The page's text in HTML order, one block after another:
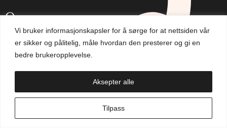
Vi bruker informasjonskapsler for å sørge for at nettsiden vår
er sikker og pålitelig, måle hvordan den presterer og gi en
bedre brukeropplevelse.
Tilpass
Aksepter alle
Om oss
Aktuelt
Handlekurv
NO